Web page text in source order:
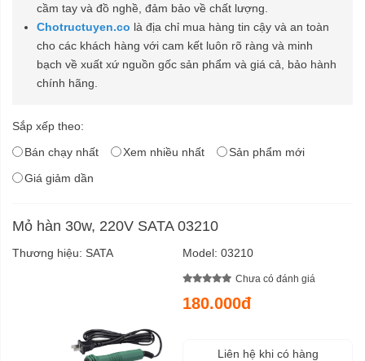
cầm tay và đồ nghề, đảm bảo về chất lượng.
Chotructuyen.co là địa chỉ mua hàng tin cậy và an toàn
cho các khách hàng với cam kết luôn rõ ràng và minh
bạch về xuất xứ nguồn gốc sản phẩm và giá cả, bảo hành
chính hãng.
Sắp xếp theo:
Bán chạy nhất
Xem nhiều nhất
Sản phẩm mới
Giá giảm dần
Mỏ hàn 30w, 220V SATA 03210
Thương hiệu: SATA Model: 03210
Chưa có đánh giá
180.000đ
Liên hệ khi có hàng